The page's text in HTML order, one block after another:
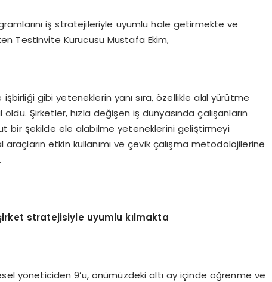
iş stratejileriyle uyumlu hale getirmekte ve
TestInvite Kurucusu Mustafa Ekim,
gibi yeteneklerin yanı sıra, özellikle akıl yürütme
Şirketler, hızla değişen iş dünyasında çalışanların
bir şekilde ele alabilme yeteneklerini geliştirmeyi
etkin kullanımı ve çevik çalışma metodolojilerine
irket stratejisiyle uyumlu kılmakta
yöneticiden 9’u, önümüzdeki altı ay içinde öğrenme ve